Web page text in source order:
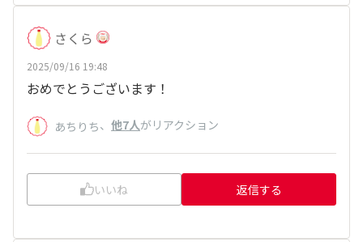
さくら
2025/09/16 19:48
おめでとうございます！
あちりち、 他7人がリアクション
いいね 返信する